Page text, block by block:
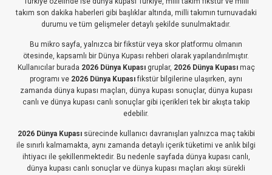
takım son dakika haberleri gibi başlıklar altında, milli takımın turnuvadaki
durumu ve tüm gelişmeler detaylı şekilde sunulmaktadır.
Bu mikro sayfa, yalnızca bir fikstür veya skor platformu olmanın
ötesinde, kapsamlı bir Dünya Kupası rehberi olarak yapılandırılmıştır.
Kullanıcılar burada 2026 Dünya Kupasıgruplar, 2026 Dünya Kupasımaç
programı ve 2026 Dünya Kupasıfikstür bilgilerine ulaşırken, aynı
zamanda dünya kupası maçları, dünya kupası sonuçlar, dünya kupası
canlı ve dünya kupası canlı sonuçlar gibi içerikleri tek bir akışta takip
edebilir.
2026 Dünya Kupasısürecinde kullanıcı davranışları yalnızca maç takibi
ile sınırlı kalmamakta, aynı zamanda detaylı içerik tüketimi ve anlık bilgi
ihtiyacı ile şekillenmektedir. Bu nedenle sayfada dünya kupası canlı,
dünya kupası canlı sonuçlar ve dünya kupası maçları akışı sürekli